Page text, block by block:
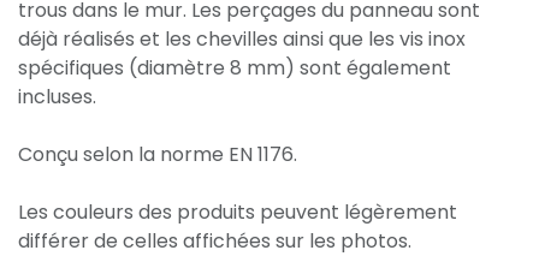
trous dans le mur. Les perçages du panneau sont
déjà réalisés et les chevilles ainsi que les vis inox
spécifiques (diamètre 8 mm) sont également
incluses.
Conçu selon la norme EN 1176.
Les couleurs des produits peuvent légèrement
différer de celles affichées sur les photos.